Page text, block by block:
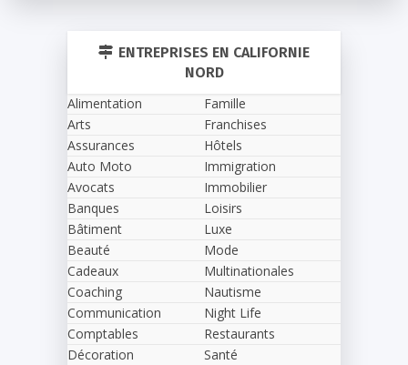
ENTREPRISES EN CALIFORNIE
NORD
Alimentation
Arts
Assurances
Auto Moto
Avocats
Banques
Bâtiment
Beauté
Cadeaux
Coaching
Communication
Comptables
Décoration
Famille
Franchises
Hôtels
Immigration
Immobilier
Loisirs
Luxe
Mode
Multinationales
Nautisme
Night Life
Restaurants
Santé